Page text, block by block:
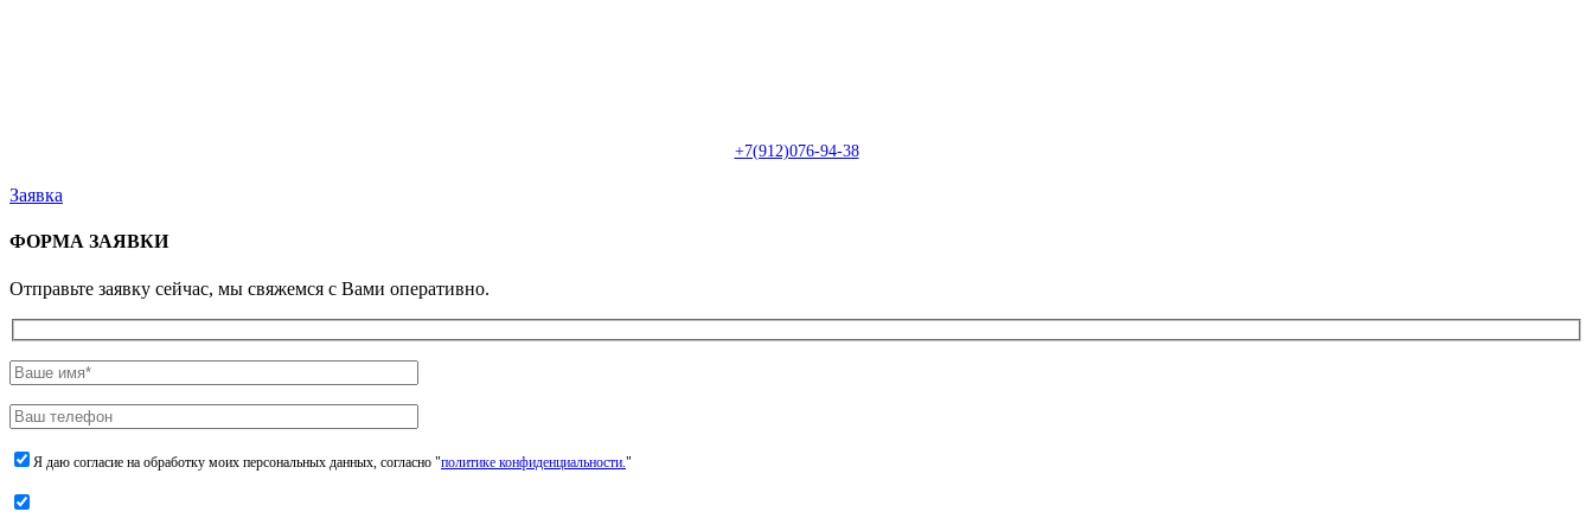
+7(912)076-94-38
Заявка
ФОРМА ЗАЯВКИ
Отправьте заявку сейчас, мы свяжемся с Вами оперативно.
Я даю согласие на обработку моих персональных данных, согласно "политике конфиденциальности."